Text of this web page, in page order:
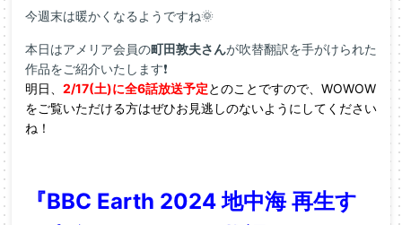
今週末は暖かくなるようですね🌞
本日はアメリア会員の町田敦夫さんが吹替翻訳を手がけられた
作品をご紹介いたします❗
明日、 2/17(土)に全6話放送予定とのことですので、WOWOW
をご覧いただける方はぜひお見逃しのないようにしてください
ね！
『BBC Earth 2024 地中海 再生す